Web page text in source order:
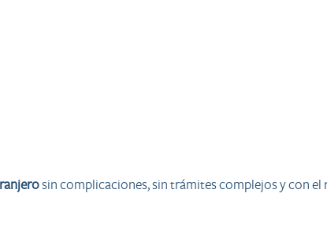
sin complicaciones, sin trámites complejos y con